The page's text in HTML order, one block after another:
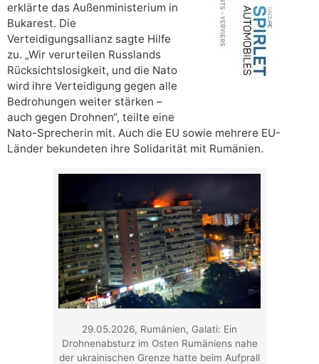
erklärte das Außenministerium in
Bukarest. Die
Verteidigungsallianz sagte Hilfe
zu. „Wir verurteilen Russlands
Rücksichtslosigkeit, und die Nato
wird ihre Verteidigung gegen alle
Bedrohungen weiter stärken –
auch gegen Drohnen“, teilte eine
Nato-Sprecherin mit. Auch die EU sowie mehrere EU-
Länder bekundeten ihre Solidarität mit Rumänien.
29.05.2026, Rumänien, Galati: Ein
Drohnenabsturz im Osten Rumäniens nahe
der ukrainischen Grenze hatte beim Aufprall